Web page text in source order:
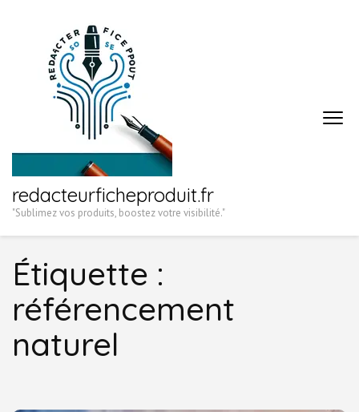
redacteurficheproduit.fr
"Sublimez vos produits, boostez votre visibilité."
Étiquette :
référencement
naturel